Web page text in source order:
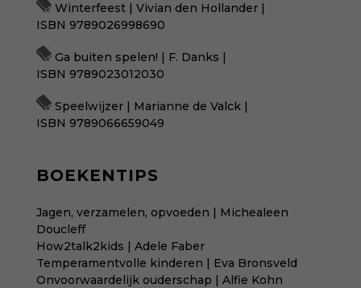
Winterfeest | Vivian den Hollander |
ISBN 9789026998690
Ga buiten spelen! | F. Danks |
ISBN 9789023012030
Speelwijzer | Marianne de Valck |
ISBN 9789066659049
BOEKENTIPS
Jagen, verzamelen, opvoeden | Michealeen
Doucleff
How2talk2kids | Adele Faber
Temperamentvolle kinderen | Eva Bronsveld
Onvoorwaardelijk ouderschap | Alfie Kohn